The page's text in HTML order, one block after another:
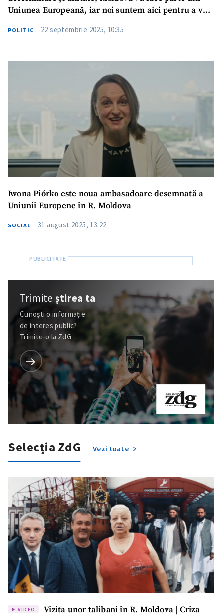
Uniunea Europeană, iar noi suntem aici pentru a vă
POLITIC 22 septembrie 2025, 10:35
Iwona Piórko este noua ambasadoare desemnată a
Uniunii Europene în R. Moldova
SOCIAL 31 august 2025, 13:22
Trimiteștirea ta
Cunoști o informație
de interes public?
Trimite-o la ZdG
Selecția ZdG Vezi toate
VIDEO
Vizita unor talibani în R. Moldova | Criza